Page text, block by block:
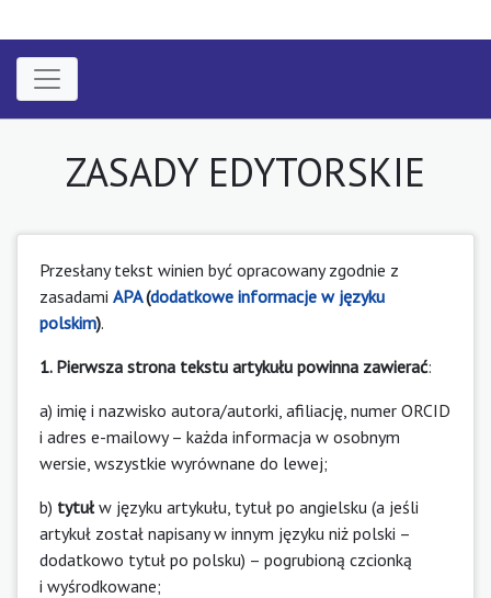
ZASADY EDYTORSKIE
Przesłany tekst winien być opracowany zgodnie z
zasadami APA(dodatkowe informacje w języku
polskim).
1. Pierwsza strona tekstu artykułu powinna zawierać:
a) imię i nazwisko autora/autorki, afiliację, numer ORCID
i adres e-mailowy – każda informacja w osobnym
wersie, wszystkie wyrównane do lewej;
b) tytuł w języku artykułu, tytuł po angielsku (a jeśli
artykuł został napisany w innym języku niż polski –
dodatkowo tytuł po polsku) – pogrubioną czcionką
i wyśrodkowane;